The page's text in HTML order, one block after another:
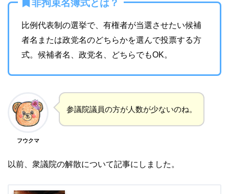
非拘束名簿式とは？
比例代表制の選挙で、有権者が当選させたい候補
者名または政党名のどちらかを選んで投票する方
式。候補者名、政党名、どちらでもOK。
フウクマ
参議院議員の方が人数が少ないのね。
以前、衆議院の解散について記事にしました。